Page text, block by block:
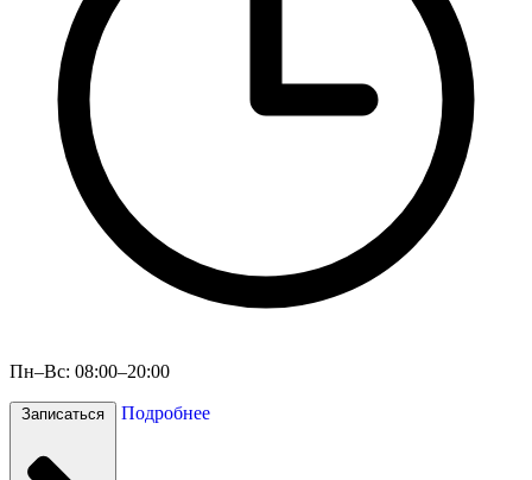
Пн–Вс: 08:00–20:00
Записаться Подробнее